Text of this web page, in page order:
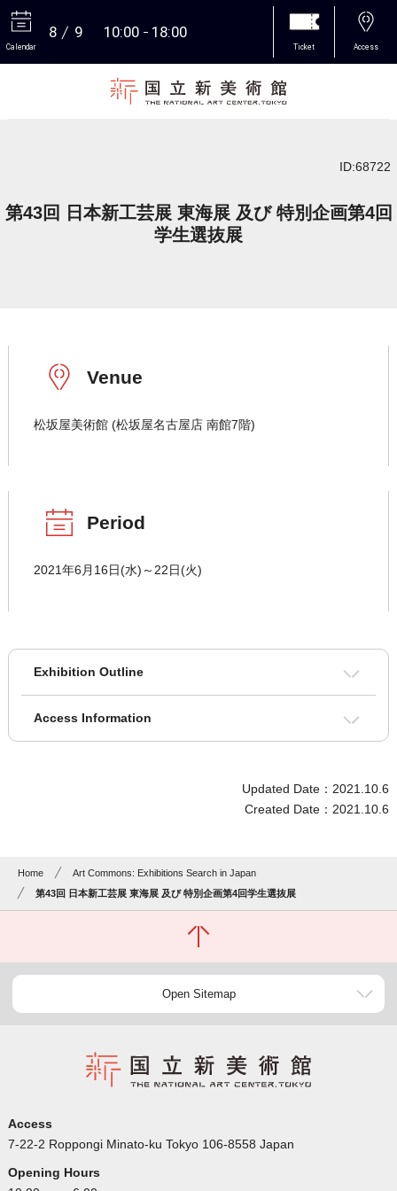
Calendar
8 9 10:00 18:00
Ticket Access
ID:68722
第43回 日本新工芸展 東海展 及び 特別企画第4回
学生選抜展
Venue
松坂屋美術館 (松坂屋名古屋店 南館7階)
Period
2021年6月16日(水)～22日(火)
Exhibition Outline
Access Information
Updated Date：2021.10.6
Created Date：2021.10.6
Home
Art Commons: Exhibitions Search in Japan
第43回 日本新工芸展 東海展 及び 特別企画第4回学生選抜展
Open Sitemap
Access
7-22-2 Roppongi Minato-ku Tokyo 106-8558 Japan
Opening Hours